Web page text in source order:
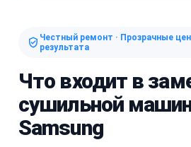
Честный ремонт · Прозрачные
результата
Что входит в
сушильной
Samsung